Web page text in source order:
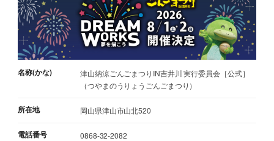
名称(かな)
津山納涼ごんごまつりIN吉井川 実行委員会［公式］
（つやまのうりょうごんごまつり）
所在地 岡山県津山市山北520
電話番号 0868-32-2082